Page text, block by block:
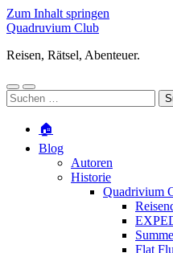
Zum Inhalt springen
Quadruvium Club
Reisen, Rätsel, Abenteuer.
Mobile-
Menü
Suchfeld
ein-/ausblenden
Suchen
nach:
🏠
Blog
Autoren
Historie
Quadrivium
Flat